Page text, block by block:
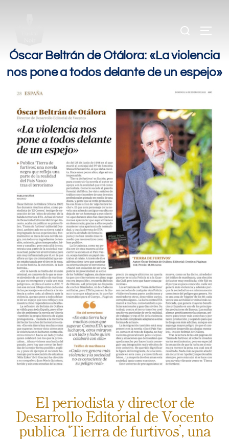
Óscar Beltrán de Otálora: «La violencia
nos pone a todos delante de un espejo»
El periodista y director de
Desarrollo Editorial de Vocento
publica ‘Tierra de furtivos’, una